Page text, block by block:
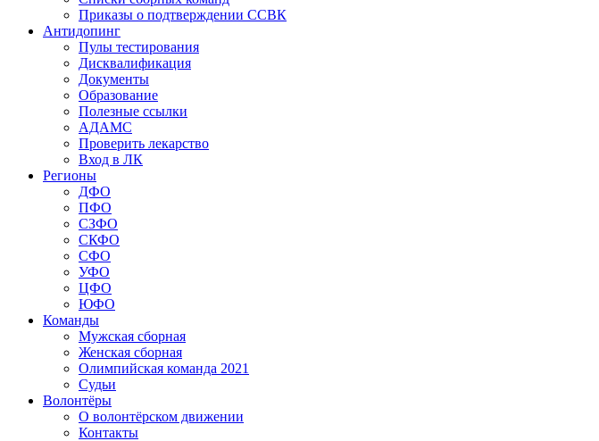
Приказы о подтверждении ССВК
Антидопинг
Пулы тестирования
Дисквалификация
Документы
Образование
Полезные ссылки
АДАМС
Проверить лекарство
Вход в ЛК
Регионы
ДФО
ПФО
СЗФО
СКФО
СФО
УФО
ЦФО
ЮФО
Команды
Мужская сборная
Женская сборная
Олимпийская команда 2021
Судьи
Волонтёры
О волонтёрском движении
Контакты